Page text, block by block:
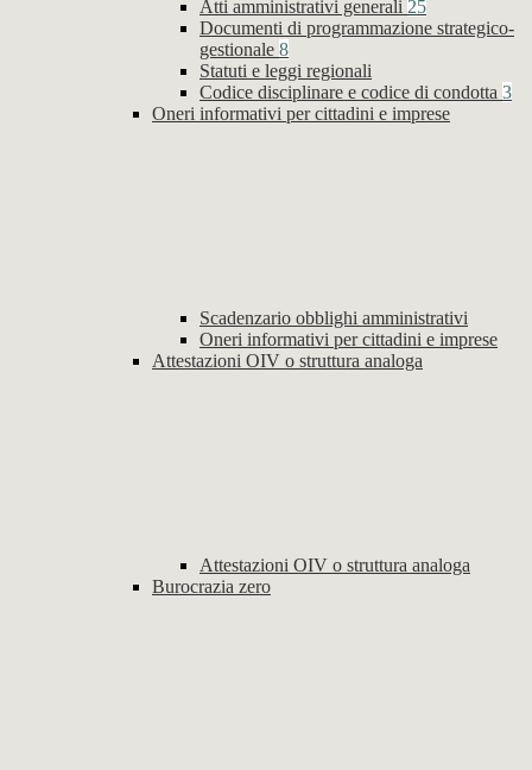
Atti amministrativi generali 25
Documenti di programmazione strategico-
gestionale 8
Statuti e leggi regionali
Codice disciplinare e codice di condotta 3
Oneri informativi per cittadini e imprese
Scadenzario obblighi amministrativi
Oneri informativi per cittadini e imprese
Attestazioni OIV o struttura analoga
Attestazioni OIV o struttura analoga
Burocrazia zero